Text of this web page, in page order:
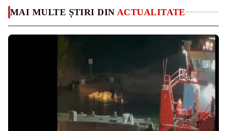
MAI MULTE ȘTIRI DIN ACTUALITATE